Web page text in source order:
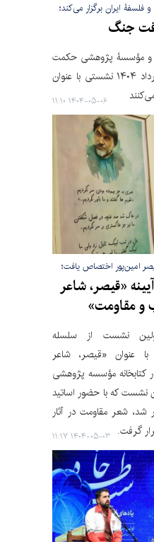
ایران برگزار می‌کند؛
جنگ
و مؤسسۀ پژوهشی حکمت
و فلسفۀ ایران در تاریخ ۸ مرداد ۱۴۰۴ نشستی با عنوان
۱۴۰۴-۰۵-۰۶ ۱۱:۱۰
امین‌پور اختصاص یافت؛
«قیصر، شاعر
و مقاومت»
نشست از سلسله
عنوان «قیصر، شاعر
کتابخانه مؤسسه پژوهشی
نشست که با حضور اساتید
شد، شعر مقاومت در آثار
گرفت. ۱۴۰۴-۰۵-۰۳ ۱۱:۱۷